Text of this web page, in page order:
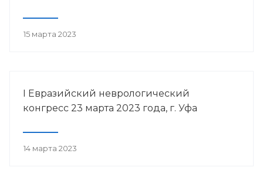
15 марта 2023
I Евразийский неврологический
конгресс 23 марта 2023 года, г. Уфа
14 марта 2023